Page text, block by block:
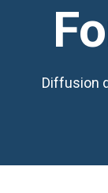
Diffusion